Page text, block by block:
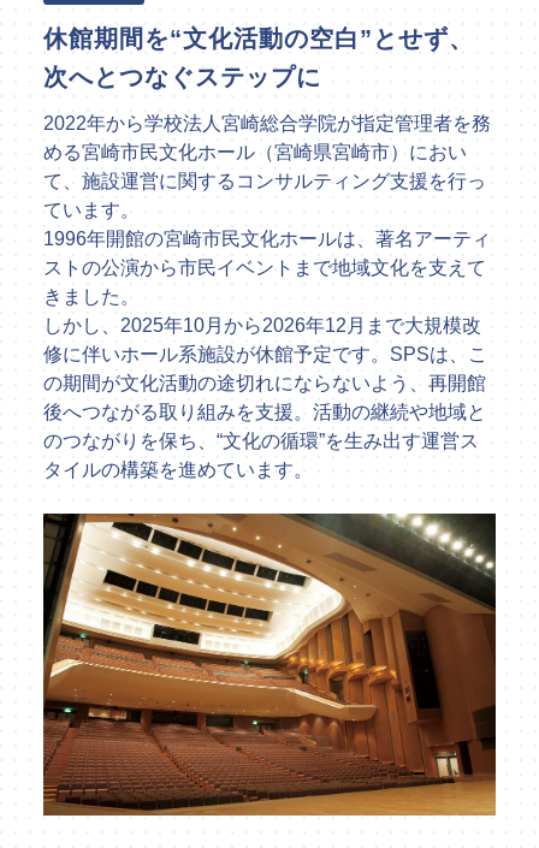
休館期間を“文化活動の空白”とせず、
次へとつなぐステップに
2022年から学校法人宮崎総合学院が指定管理者を務
める宮崎市民文化ホール（宮崎県宮崎市）におい
て、施設運営に関するコンサルティング支援を行っ
ています。
1996年開館の宮崎市民文化ホールは、著名アーティ
ストの公演から市民イベントまで地域文化を支えて
きました。
しかし、2025年10月から2026年12月まで大規模改
修に伴いホール系施設が休館予定です。SPSは、こ
の期間が文化活動の途切れにならないよう、再開館
後へつながる取り組みを支援。活動の継続や地域と
のつながりを保ち、“文化の循環”を生み出す運営ス
タイルの構築を進めています。